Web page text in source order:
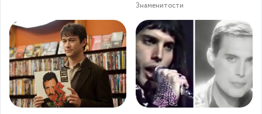
Знаменитости